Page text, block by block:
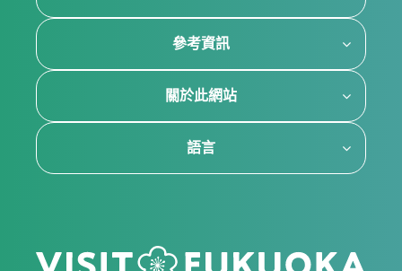
參考資訊
關於此網站
語言